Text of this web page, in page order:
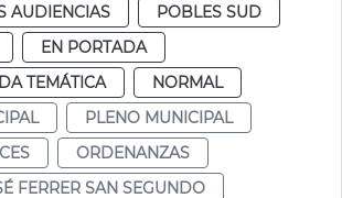
AUDIENCIAS
POBLES SUD
EN PORTADA
TEMÁTICA
NORMAL
PLENO MUNICIPAL
ORDENANZAS
FERRER SAN SEGUNDO